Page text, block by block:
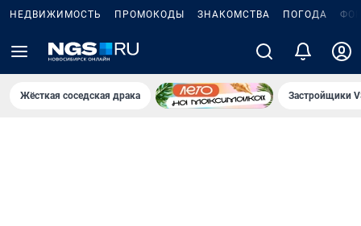
НЕДВИЖИМОСТЬ ПРОМОКОДЫ ЗНАКОМСТВА ПОГОДА
Жёсткая соседская драка Застройщики